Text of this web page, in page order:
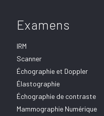
Examens
IRM
Scanner
Échographie et Doppler
Élastographie
Échographie de contraste
Mammographie Numérique